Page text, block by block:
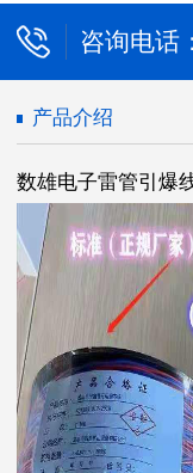
咨询电话：
产品介绍
数雄电子雷管引爆